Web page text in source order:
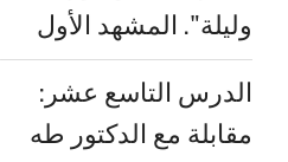
وليلة". المشهد الأول
الدرس التاسع عشر:
مقابلة مع الدكتور طه